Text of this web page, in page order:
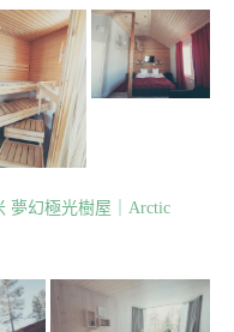
夢幻極光樹屋｜Arctic